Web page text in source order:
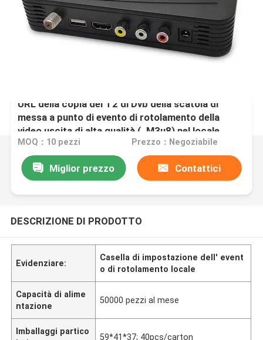
URL della copia del T2 di Dvb della scatola di
messa a punto di evento di rotolamento della
video uscita di alta qualità (. M3u8) nel locale
MOQ：10 pezzi Prezzo：Negoziabile
Miglior prezzo Contattici
DESCRIZIONE DI PRODOTTO
Evidenziare:
Casella di impostazione dell' event
o di rotolamento locale
Capacità di alime
ntazione
50000 pezzi al mese
Imballaggi partico
59*41*37; 40pcs/carton